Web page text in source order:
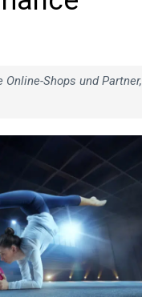
Shops und Partner,